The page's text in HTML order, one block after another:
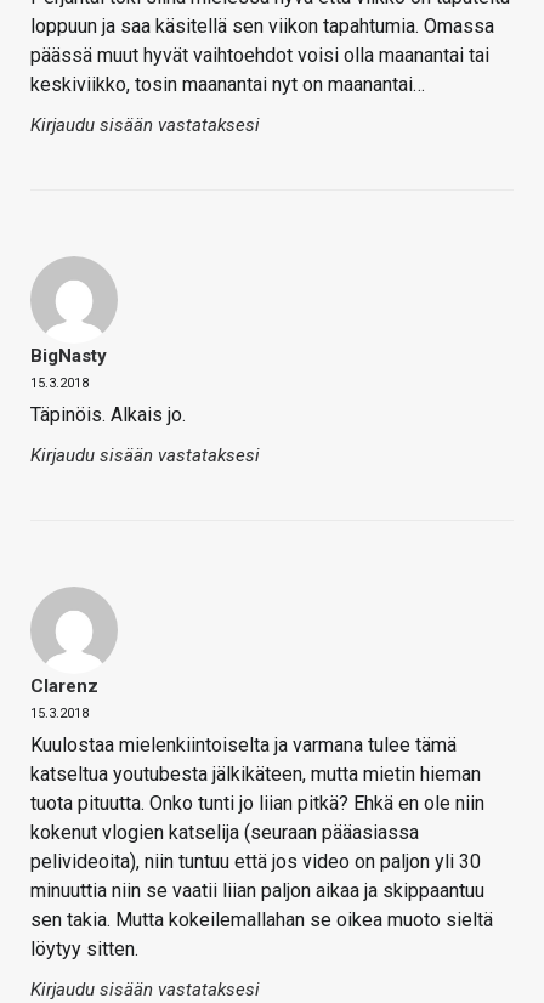
loppuun ja saa käsitellä sen viikon tapahtumia. Omassa
päässä muut hyvät vaihtoehdot voisi olla maanantai tai
keskiviikko, tosin maanantai nyt on maanantai…
Kirjaudu sisään vastataksesi
BigNasty
15.3.2018
Täpinöis. Alkais jo.
Kirjaudu sisään vastataksesi
Clarenz
15.3.2018
Kuulostaa mielenkiintoiselta ja varmana tulee tämä
katseltua youtubesta jälkikäteen, mutta mietin hieman
tuota pituutta. Onko tunti jo liian pitkä? Ehkä en ole niin
kokenut vlogien katselija (seuraan pääasiassa
pelivideoita), niin tuntuu että jos video on paljon yli 30
minuuttia niin se vaatii liian paljon aikaa ja skippaantuu
sen takia. Mutta kokeilemallahan se oikea muoto sieltä
löytyy sitten.
Kirjaudu sisään vastataksesi